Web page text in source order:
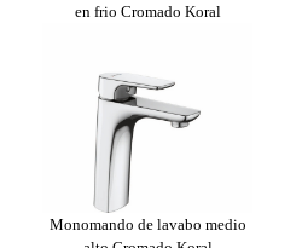
en frio Cromado Koral
Monomando de lavabo medio